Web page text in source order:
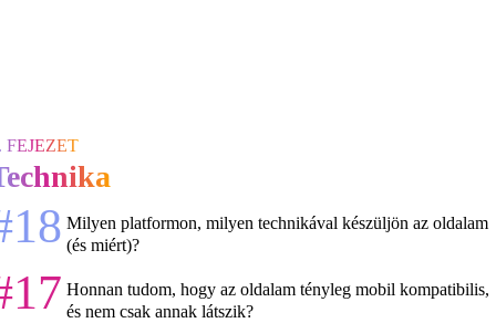
FEJEZET
Milyen platformon, milyen technikával készüljön az oldalam
(és miért)?
Honnan tudom, hogy az oldalam tényleg mobil kompatibilis,
és nem csak annak látszik?